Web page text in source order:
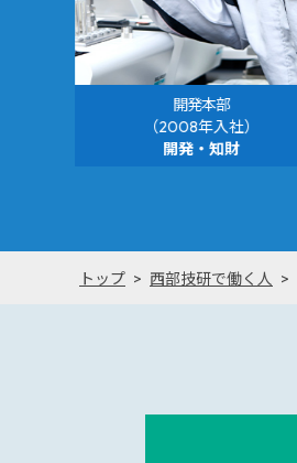
開発本部
（2008年入社）
開発・知財
トップ 西部技研で働く人